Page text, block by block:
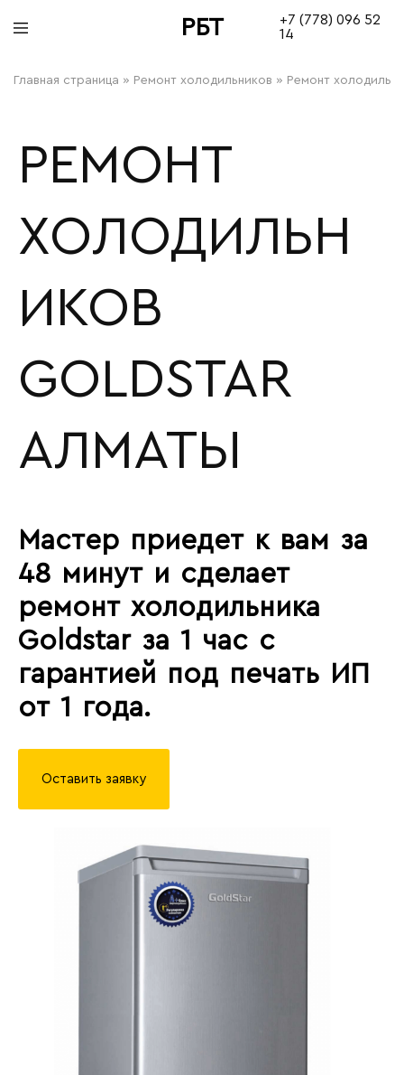
РБТ
+7 (778) 096 52
14
Главная страница » Ремонт холодильников » Ремонт
РЕМОНТ
ХОЛОДИЛЬН
ИКОВ
GOLDSTAR
АЛМАТЫ
Мастер приедет к вам за
48 минут и сделает
ремонт холодильника
Goldstar за 1 час с
гарантией под печать ИП
от 1 года.
Оставить заявку